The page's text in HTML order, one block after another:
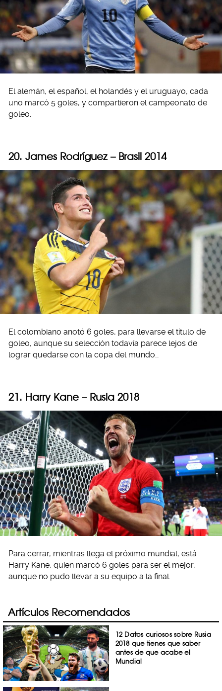
El alemán, el español, el holandés y el uruguayo, cada
uno marcó 5 goles, y compartieron el campeonato de
goleo.
20. James Rodríguez – Brasil 2014
El colombiano anotó 6 goles, para llevarse el título de
goleo, aunque su selección todavía parece lejos de
lograr quedarse con la copa del mundo…
21. Harry Kane – Rusia 2018
Para cerrar, mientras llega el próximo mundial, está
Harry Kane, quien marcó 6 goles para ser el mejor,
aunque no pudo llevar a su equipo a la final.
Artículos Recomendados
12 Datos curiosos sobre Rusia
2018 que tienes que saber
antes de que acabe el
Mundial